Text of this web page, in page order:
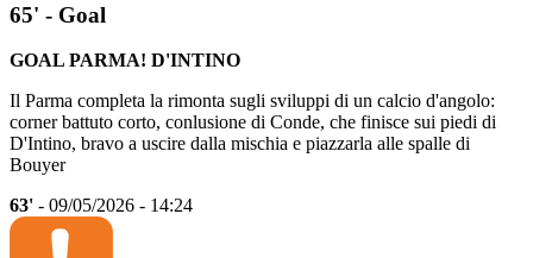
65' - Goal
GOAL PARMA! D'INTINO
Il Parma completa la rimonta sugli sviluppi di un calcio d'angolo:
corner battuto corto, conlusione di Conde, che finisce sui piedi di
D'Intino, bravo a uscire dalla mischia e piazzarla alle spalle di
Bouyer
63' - 09/05/2026 - 14:24